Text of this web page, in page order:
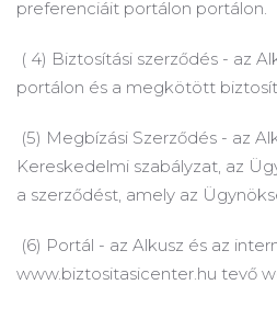
preferenciáit portálon portálon.
( 4) Biztosítási szerződés - az
portálon és a megkötött
(5) Megbízási Szerződés - az
Kereskedelmi szabályzat, az
a szerződést, amely az
(6) Portál - az Alkusz és az
www.biztositasicenter.hu tevő